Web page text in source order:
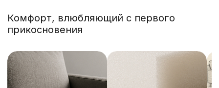
Комфорт, влюбляющий с первого
прикосновения